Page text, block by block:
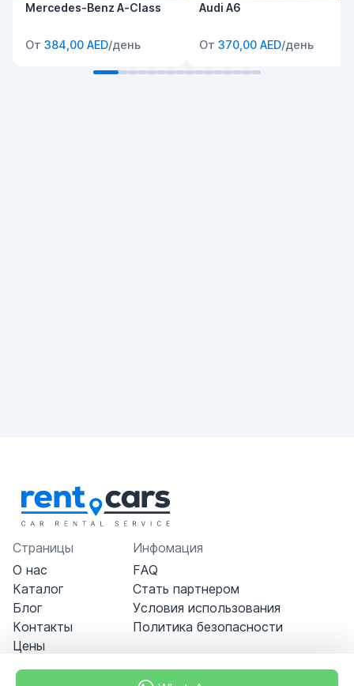
Mercedes-Benz A-Class
От 384,00 AED/день
Audi A6
От 370,00 AED/день
Страницы
О нас
Каталог
Блог
Контакты
Цены
Инфомация
FAQ
Стать партнером
Условия использования
Политика безопасности